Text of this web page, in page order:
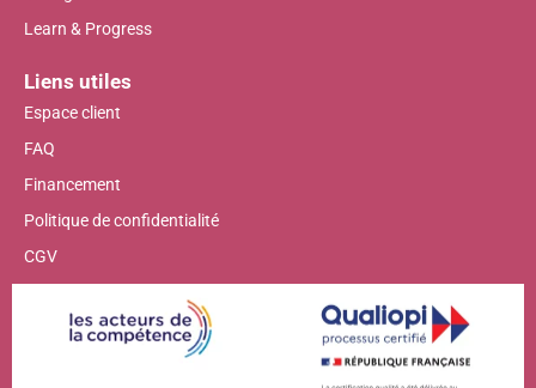
Learn & Progress
Liens utiles
Espace client
FAQ
Financement
Politique de confidentialité
CGV